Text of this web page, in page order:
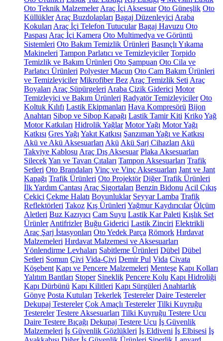
Oto Teknik Malzemeler Araç İçi Aksesuar Oto Güneşlik Oto
Küllükler Araç Buzdolapları Bagaj Düzenleyici Araba
Kokuları Araç İçi Telefon Tutucular Bagaj Havuzu Oto
Paspası Araç İçi Kamera Oto Multimedya ve Görüntü
Sistemleri Oto Bakım Temizlik Ürünleri Basınçlı Yıkama
Makineleri Tampon Parlatıcı ve Temizleyiciler Torpido
Temizlik ve Bakım Ürünleri Oto Şampuan Oto Cila ve
Parlatıcı Ürünleri Polyester Macun Oto Cam Bakım Ürünleri
ve Temizleyiciler Mikrofiber Bez Araç Temizlik Seti Araç
Boyaları Araç Süpürgeleri Araba Çizik Giderici Motor
Temizleyici ve Bakım Ürünleri Radyatör Temizleyiciler Oto
Koltuk Kılıfı Lastik Ekipmanları Hava Kompresörü Bijon
Anahtarı Sibop ve Sibop Kapağı Lastik Tamir Kiti KrikoYağ
Motor Katkıları Hidrolik Yağlar Motor Yağı Motor Yağı
Katkısı Gres Yağı Yakıt Katkısı Şanzıman Yağı ve Katkısı
Akü ve Akü Aksesuarları Akü Akü Şarj Cihazları Akü
Takviye Kablosu Araç Dış Aksesuar Plaka Aksesuarları
SilecekYan ve Tavan Çıtaları Tampon Aksesuarları Trafik
Setleri Oto Brandaları Vinç ve Vinç Aksesuarları Jant ve Jant
Kapağı Trafik Ürünleri Oto Projektör Diğer Trafik Ürünleri
İlk Yardım Çantası Araç Sigortaları Benzin Bidonu Acil Çıkış
Çekici Çekme Halatı Boyunluklar Seyyar Lamba Trafik
Reflektörleri Takoz Kış Ürünleri Yağmur Kaydırıcılar Ölçüm
Aletleri Buz Kazıyıcı Cam Suyu Lastik Kar Paleti Kışlık Set
Ürünler Antifrizler Buğu Giderici Lastik Zinciri Elektrikli
Araç Şarj İstasyonları Oto Yedek Parça Römork Hırdavat
Malzemeleri Hırdavat Malzemesi ve Aksesuarları
Yönlendirme Levhaları Sabitleme Ürünleri Dübel Dübel
Setleri Somun Çivi Vida-Çivi Demir Pul Vida Civata
Köşebent Kapı ve Pencere Malzemeleri Menteşe Kapı Kolları
Yalıtım Bantları Stoper Sineklik Pencere Kolu Kapı Hidroliği
Kapı Dürbünü Kapı Kilitleri Kapı Sürgüleri Anahtarlık
Gönye Posta Kutuları Tekerlek Testereler Daire Testereler
Dekupaj Testereler Çok Amaçlı Testereler Tilki Kuyruğu
Testereler Testere Aksesuarları Tilki Kuyruğu Testere Ucu
Daire Testere Bıçağı Dekupaj Testere Ucu İş Güvenlik
Malzemeleri İş Güvenlik Gözlükleri İş Eldiveni İş Elbisesi İş